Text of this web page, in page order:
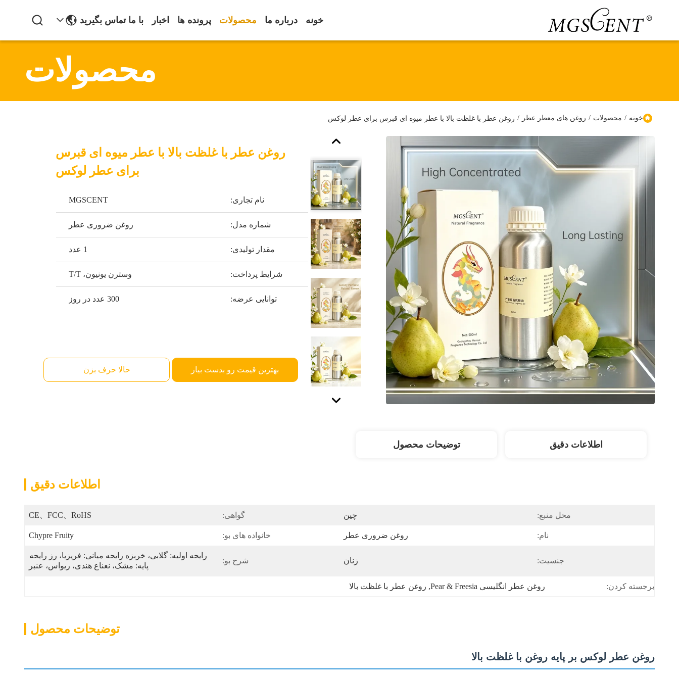
خونه درباره ما محصولات پرونده ها اخبار با ما تماس بگیرید
محصولات
خونه / محصولات / روغن های معطر عطر / روغن عطر با غلظت بالا با عطر میوه ای قبرس برای عطر لوکس
روغن عطر با غلظت بالا با عطر میوه ای قبرس
برای عطر لوکس
نام تجاری: MGSCENT
شماره مدل: روغن ضروری عطر
مقدار تولیدی: 1 عدد
شرایط پرداخت: وسترن یونیون، T/T
توانایی عرضه: 300 عدد در روز
بهترین قیمت رو بدست بیار حالا حرف بزن
اطلاعات دقیق توضیحات محصول
اطلاعات دقیق
محل منبع: چین گواهی: CE、FCC、RoHS
نام: روغن ضروری عطر خانواده های بو: Chypre Fruity
جنسیت: زنان شرح بو:
پایه: مشک، نعناع هندی، ریواس، عنبر
برجسته کردن: روغن عطر انگلیسی Pear & Freesia , روغن عطر با غلظت بالا
توضیحات محصول
روغن عطر لوکس بر پایه روغن با غلظت بالا